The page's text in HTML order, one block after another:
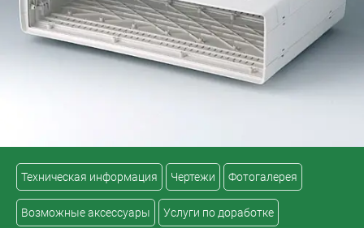
Техническая информация Чертежи Фотогалерея
Возможные аксессуары Услуги по доработке